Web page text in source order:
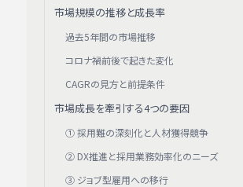
市場規模の推移と成長率
過去5年間の市場推移
コロナ禍前後で起きた変化
CAGRの見方と前提条件
市場成長を牽引する4つの要因
① 採用難の深刻化と人材獲得競争
② DX推進と採用業務効率化のニーズ
③ ジョブ型雇用への移行